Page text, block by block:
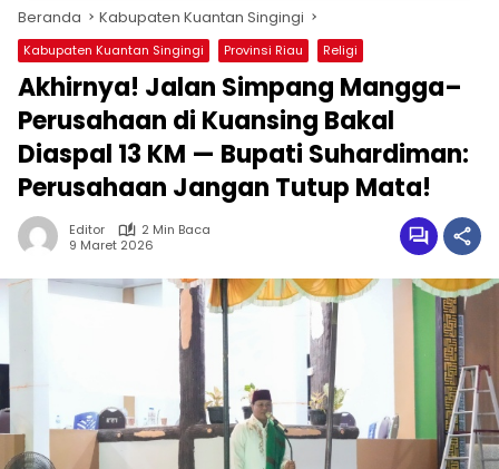
Beranda Kabupaten Kuantan Singingi
Kabupaten Kuantan Singingi Provinsi Riau Religi
Akhirnya! Jalan Simpang Mangga–
Perusahaan di Kuansing Bakal
Diaspal 13 KM — Bupati Suhardiman:
Perusahaan Jangan Tutup Mata!
Editor
2 Min Baca
9 Maret 2026